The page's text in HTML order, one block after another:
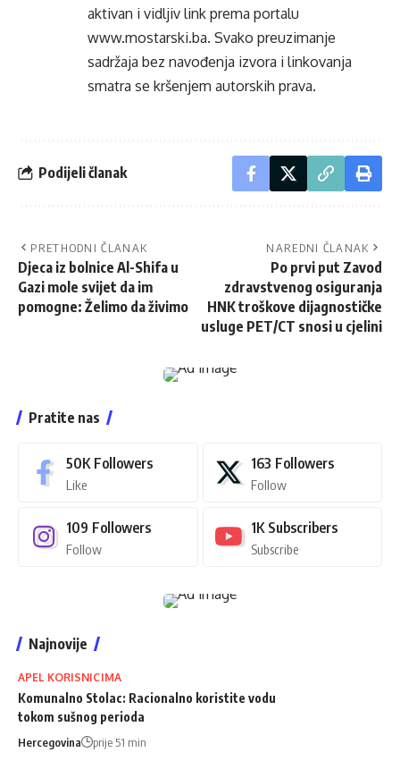
aktivan i vidljiv link prema portalu
www.mostarski.ba. Svako preuzimanje
sadržaja bez navođenja izvora i linkovanja
smatra se kršenjem autorskih prava.
Podijeli članak
PRETHODNI ČLANAK
Djeca iz bolnice Al-Shifa u
Gazi mole svijet da im
pomogne: Želimo da živimo
NAREDNI ČLANAK
Po prvi put Zavod
zdravstvenog osiguranja
HNK troškove dijagnostičke
usluge PET/CT snosi u cjelini
Pratite nas
50K Followers
Like
163 Followers
Follow
109 Followers
Follow
1K Subscribers
Subscribe
Najnovije
APEL KORISNICIMA
Komunalno Stolac: Racionalno koristite vodu
tokom sušnog perioda
Hercegovina prije 51 min